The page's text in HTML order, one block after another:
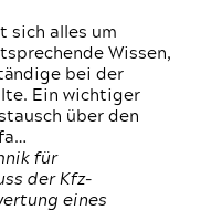
sich alles um
Wissen,
bei der
Ein wichtiger
über den
für
der Kfz-
eines